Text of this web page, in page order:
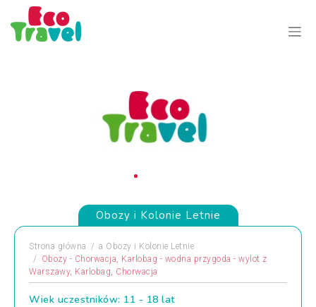
Obozy i Kolonie Letnie
Strona główna a Obozy i Kolonie Letnie
Obozy - Chorwacja, Karlobag - wodna przygoda - wylot z
Warszawy, Karlobag, Chorwacja
Wiek uczestników: 11 - 18 lat